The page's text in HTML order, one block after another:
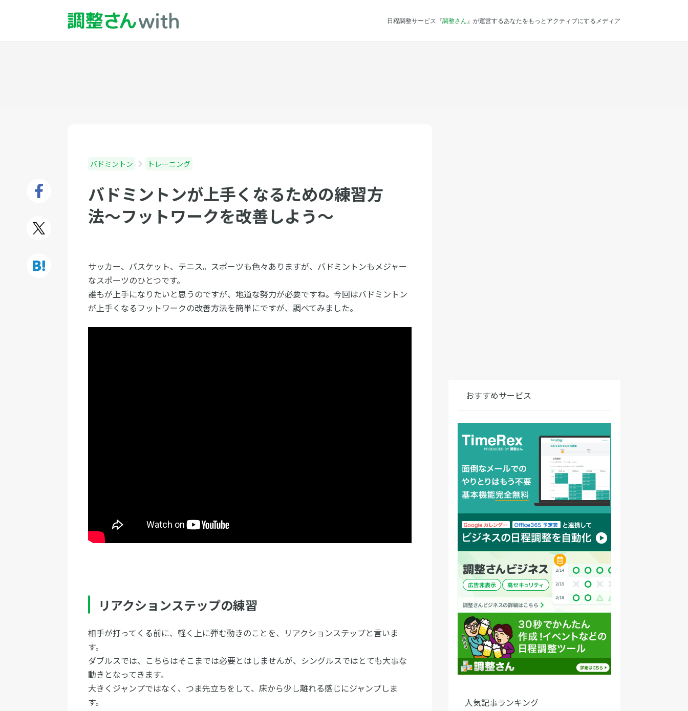
日程調整サービス『調整さん 』が運営するあなたをもっとアクティブにするメディア
バドミントン トレーニング
バドミントンが上手くなるための練習方
法〜フットワークを改善しよう〜
サッカー、バスケット、テニス。スポーツも色々ありますが、バドミントンもメジャー
なスポーツのひとつです。
誰もが上手になりたいと思うのですが、地道な努力が必要ですね。今回はバドミントン
が上手くなるフットワークの改善方法を簡単にですが、調べてみました。
リアクションステップの練習
相手が打ってくる前に、軽く上に弾む動きのことを、リアクションステップと言いま
す。
ダブルスでは、こちらはそこまでは必要とはしませんが、シングルスではとても大事な
動きとなってきます。
大きくジャンプではなく、つま先立ちをして、床から少し離れる感じにジャンプしま
す。
おすすめサービス
人気記事ランキング